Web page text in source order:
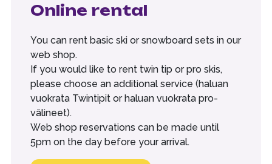
Online rental
You can rent basic ski or snowboard sets in our
web shop.
If you would like to rent twin tip or pro skis,
please choose an additional service (haluan
vuokrata Twintipit or haluan vuokrata pro-
välineet).
Web shop reservations can be made until
5pm on the day before your arrival.